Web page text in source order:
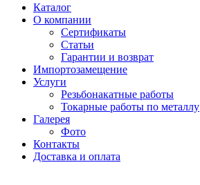
Каталог
О компании
Сертификаты
Статьи
Гарантии и возврат
Импортозамещение
Услуги
Резьбонакатные работы
Токарные работы по металлу
Галерея
Фото
Контакты
Доставка и оплата